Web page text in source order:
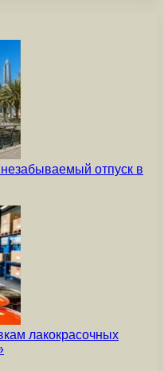
отпуск в
лакокрасочных